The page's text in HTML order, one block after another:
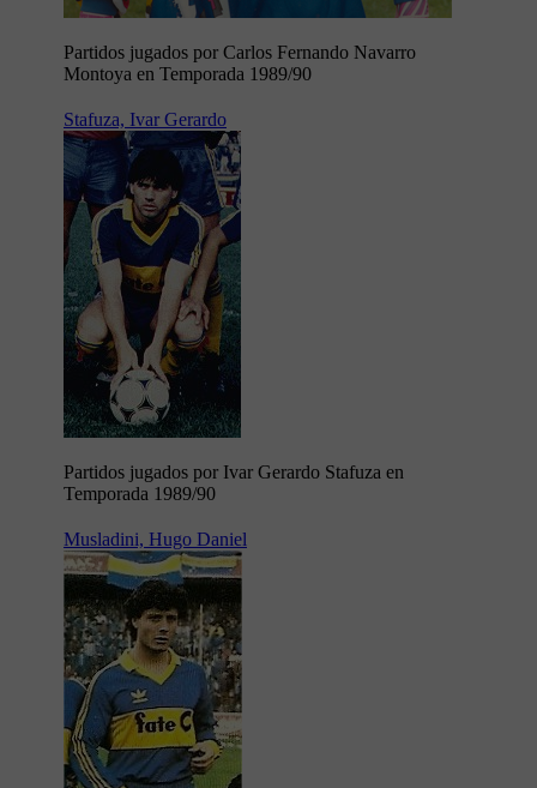
Partidos jugados por Carlos Fernando Navarro
Montoya en Temporada 1989/90
Stafuza, Ivar Gerardo
Partidos jugados por Ivar Gerardo Stafuza en
Temporada 1989/90
Musladini, Hugo Daniel